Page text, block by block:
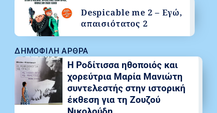
ΔΗΜΟΦΙΛΉ ΆΡΘΡΑ
Η Ροδίτισσα ηθοποιός και
χορεύτρια Μαρία Μανιώτη
συντελεστής στην ιστορική
έκθεση για τη Ζουζού
Despicable me 2 – Εγώ,
απαισιότατος 2